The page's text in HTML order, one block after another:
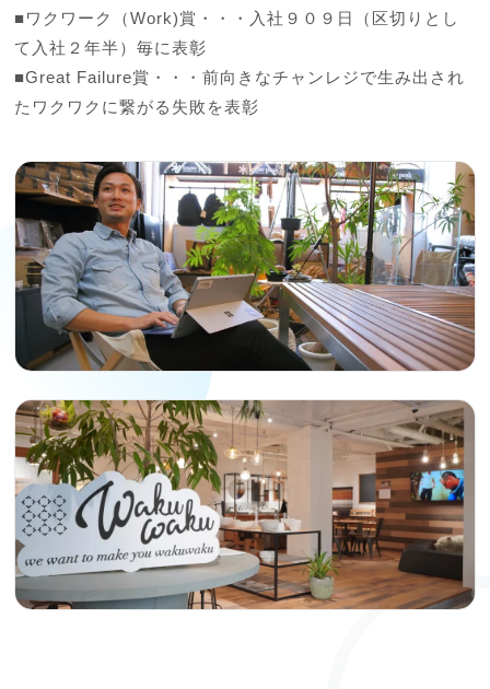
■ワクワーク（Work)賞・・・入社９０９日（区切りとし
て入社２年半）毎に表彰
■Great Failure賞・・・前向きなチャンレジで生み出され
たワクワクに繋がる失敗を表彰